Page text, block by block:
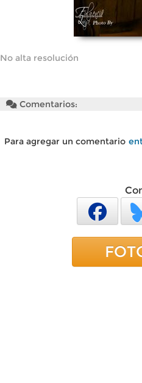
No alta resolución
Comentarios:
Para agregar un comentario